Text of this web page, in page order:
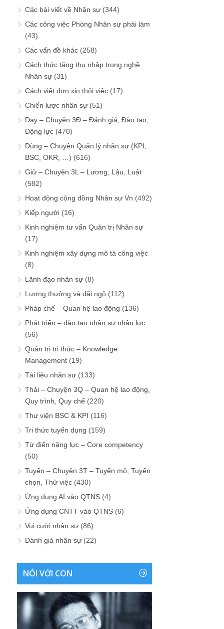
Các bài viết về Nhân sự (344)
Các công việc Phòng Nhân sự phải làm
(43)
Các vấn đề khác (258)
Cách thức tăng thu nhập trong nghề
Nhân sự (31)
Cách viết đơn xin thôi việc (17)
Chiến lược nhân sự (51)
Dạy – Chuyện 3Đ – Đánh giá, Đào tạo,
Động lực (470)
Dùng – Chuyện Quản lý nhân sự (KPI,
BSC, OKR, …) (616)
Giữ – Chuyện 3L – Lương, Lậu, Luật
(582)
Hoạt động cộng đồng Nhân sự Vn (492)
Kiếp người (16)
Kinh nghiệm tư vấn Quản trị Nhân sự
(17)
Kinh nghiệm xây dựng mô tả công việc
(8)
Lãnh đạo nhân sự (8)
Lương thưởng và đãi ngộ (112)
Pháp chế – Quan hệ lao động (136)
Phát triển – đào tạo nhân sự nhân lực
(56)
Quản trị tri thức – Knowledge
Management (19)
Tài liệu nhân sự (133)
Thải – Chuyện 3Q – Quan hệ lao động,
Quy trình, Quy chế (220)
Thư viện BSC & KPI (116)
Tri thức tuyển dụng (159)
Từ điển năng lực – Core competency
(50)
Tuyển – Chuyện 3T – Tuyển mộ, Tuyển
chọn, Thử việc (430)
Ứng dụng AI vào QTNS (4)
Ứng dụng CNTT vào QTNS (6)
Vui cười nhân sự (86)
Đánh giá nhân sự (22)
NÓI VỚI CON